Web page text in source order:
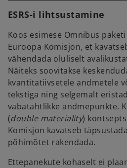
ESRS-i lihtsustamine
Koos esimese Omnibus
Euroopa Komisjon, et
vähendada oluliselt
Näiteks soovitakse
kvantitatiivsetele andmetele
tekstiga ning selgemalt
vabatahtlikke andmepunkte.
(double materiality)
Komisjon kavatseb
põhimõtet rakendada.
Ettepanekute kohaselt ei